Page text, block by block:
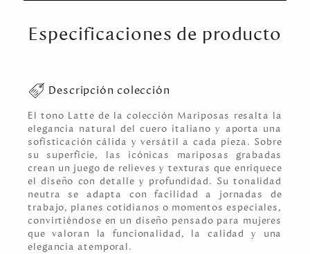
Especificaciones de producto
Descripción colección
El tono Latte de la colección Mariposas resalta la
elegancia natural del cuero italiano y aporta una
sofisticación cálida y versátil a cada pieza. Sobre
su superficie, las icónicas mariposas grabadas
crean un juego de relieves y texturas que enriquece
el diseño con detalle y profundidad. Su tonalidad
neutra se adapta con facilidad a jornadas de
trabajo, planes cotidianos o momentos especiales,
convirtiéndose en un diseño pensado para mujeres
que valoran la funcionalidad, la calidad y una
elegancia atemporal.